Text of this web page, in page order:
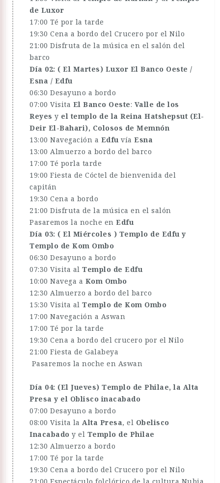
de Luxor
17:00 Té por la tarde
19:30 Cena a bordo del Crucero por el Nilo
21:00 Disfruta de la música en el salón del
barco
Día 02: ( El Martes) Luxor El Banco Oeste /
Esna / Edfu
06:30 Desayuno a bordo
07:00 Visita El Banco Oeste: Valle de los
Reyes y el templo de la Reina Hatshepsut (El-
Deir El-Bahari), Colosos de Memnón
13:00 Navegación a Edfu vía Esna
13:00 Almuerzo a bordo del barco
17:00 Té porla tarde
19:00 Fiesta de Cóctel de bienvenida del
capitán
19:30 Cena a bordo
21:00 Disfruta de la música en el salón
Pasaremos la noche en Edfu
Día 03: ( El Miércoles ) Templo de Edfu y
Templo de Kom Ombo
06:30 Desayuno a bordo
07:30 Visita al Templo de Edfu
10:00 Navega a Kom Ombo
12:30 Almuerzo a bordo del barco
15:30 Visita al Templo de Kom Ombo
17:00 Navegación a Aswan
17:00 Té por la tarde
19:30 Cena a bordo del crucero por el Nilo
21:00 Fiesta de Galabeya
Pasaremos la noche en Aswan
Día 04: (El Jueves) Templo de Philae, la Alta
Presa y el Oblisco inacabado
07:00 Desayuno a bordo
08:00 Visita la Alta Presa, el Obelisco
Inacabado y el Templo de Philae
12:30 Almuerzo a bordo
17:00 Té por la tarde
19:30 Cena a bordo del Crucero por el Nilo